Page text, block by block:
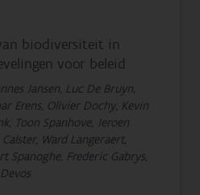
biodiversiteit in
voor beleid
Jansen, Luc De Bruyn,
Erens, Olivier Dochy, Kevin
Toon Spanhove, Jeroen
Ward Langeraert,
Spanoghe, Frederic Gabrys,